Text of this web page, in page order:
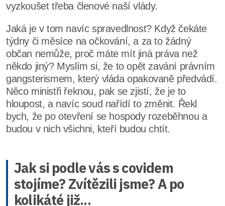
vyzkoušet třeba členové naší vlády.
Jaká je v tom navíc spravedlnost? Když čekáte
týdny či měsíce na očkování, a za to žádný
občan nemůže, proč máte mít jiná práva než
někdo jiný? Myslím si, že to opět zavání právním
gangsterismem, který vláda opakovaně předvádí.
Něco ministři řeknou, pak se zjistí, že je to
hloupost, a navíc soud nařídí to změnit. Řekl
bych, že po otevření se hospody rozeběhnou a
budou v nich všichni, kteří budou chtít.
Jak si podle vás s covidem
stojíme? Zvítězili jsme? A po
kolikáté již...